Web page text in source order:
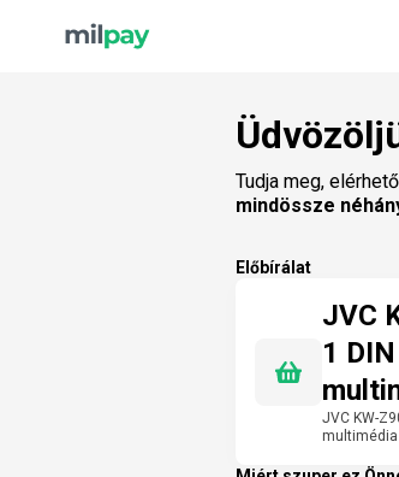
Tudja meg,
mindössze
Előbírálat
JVC
1
JVC KW-
multimédia